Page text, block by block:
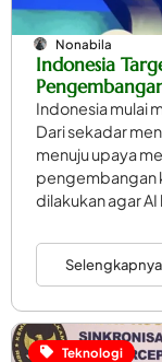
Nonabila
Indonesia
Indonesia mulai
Dari sekadar
menuju upaya
pengembangan
dilakukan agar
Selengkapnya
Teknologi